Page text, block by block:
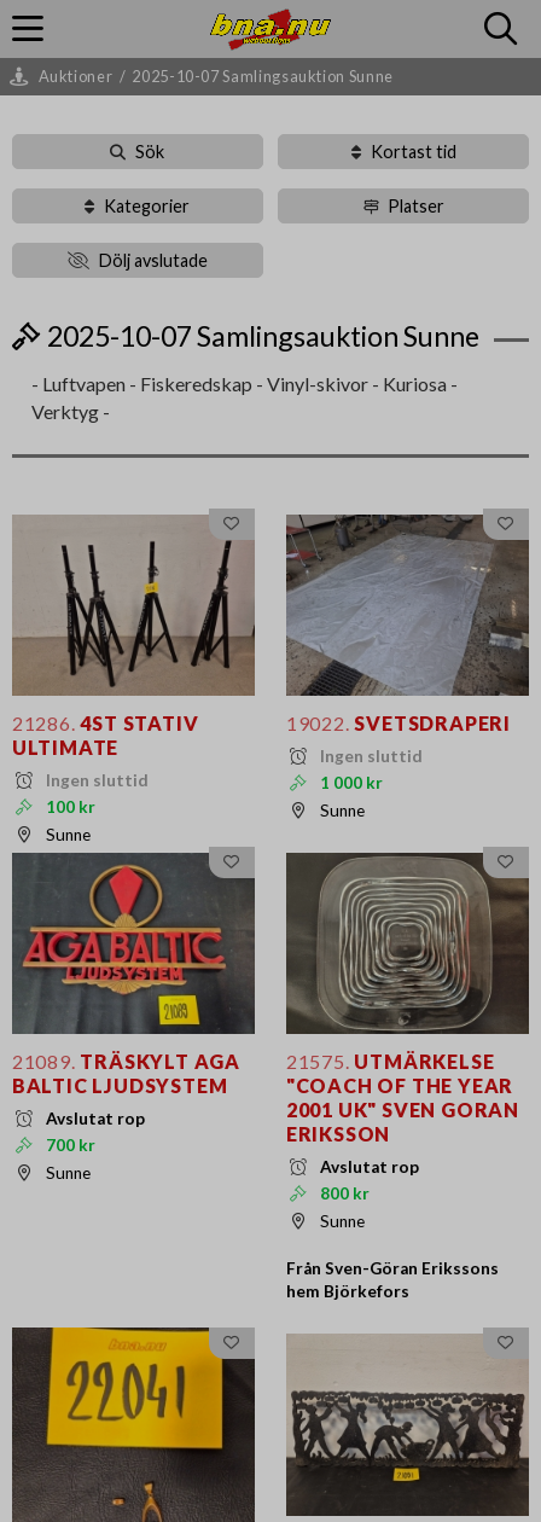
Auktioner / 2025-10-07 Samlingsauktion Sunne
Sök Kortast tid
Kategorier Platser
Dölj avslutade
2025-10-07 Samlingsauktion Sunne
- Luftvapen - Fiskeredskap - Vinyl-skivor - Kuriosa -
Verktyg -
21286. 4ST STATIV
ULTIMATE
Ingen sluttid
100 kr
Sunne
19022. SVETSDRAPERI
Ingen sluttid
1 000 kr
Sunne
21089. TRÄSKYLT AGA
BALTIC LJUDSYSTEM
Avslutat rop
700 kr
Sunne
21575. UTMÄRKELSE
"COACH OF THE YEAR
2001 UK" SVEN GORAN
ERIKSSON
Avslutat rop
800 kr
Sunne
Från Sven-Göran Erikssons
hem Björkefors